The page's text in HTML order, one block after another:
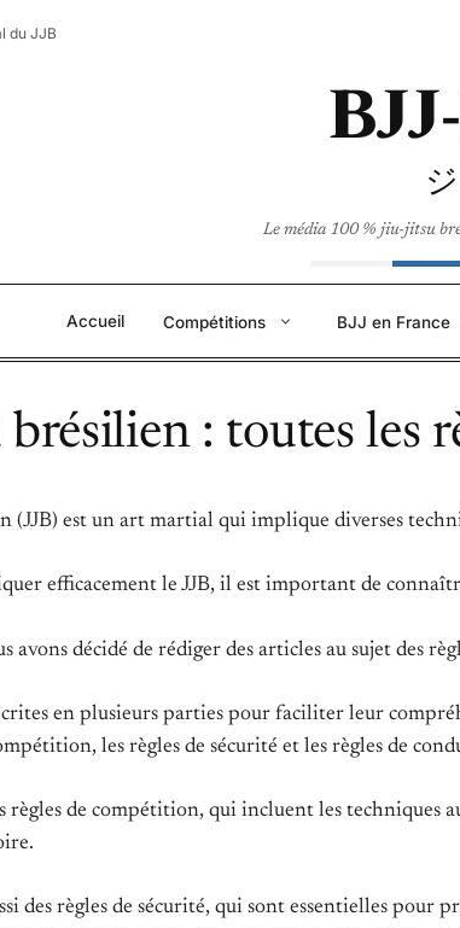
du JJB
Le média 100 % jiu-jitsu
Accueil Compétitions BJJ en France
: toutes les
(JJB) est un art martial qui implique diverses
efficacement le JJB, il est important de
avons décidé de rédiger des articles au sujet des
en plusieurs parties pour faciliter leur
les règles de sécurité et les règles de
règles de compétition, qui incluent les techniques
des règles de sécurité, qui sont essentielles pour